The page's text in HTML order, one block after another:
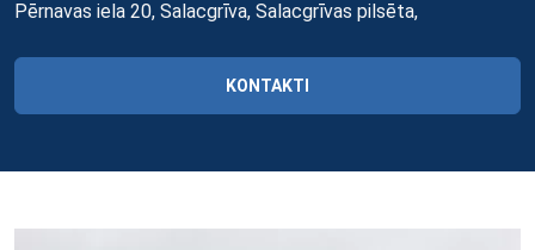
Pērnavas iela 20, Salacgrīva, Salacgrīvas pilsēta,
KONTAKTI